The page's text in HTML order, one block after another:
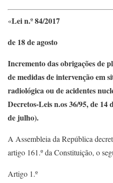
«Lei n.º 84/2017
de 18 de agosto
Incremento das obrigações de
de medidas de intervenção em
radiológica ou de acidentes
Decretos-Leis n.os 36/95, de 14
de julho).
A Assembleia da República
artigo 161.º da Constituição, o
Artigo 1.º